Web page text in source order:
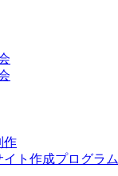
作
ト作成プログラム